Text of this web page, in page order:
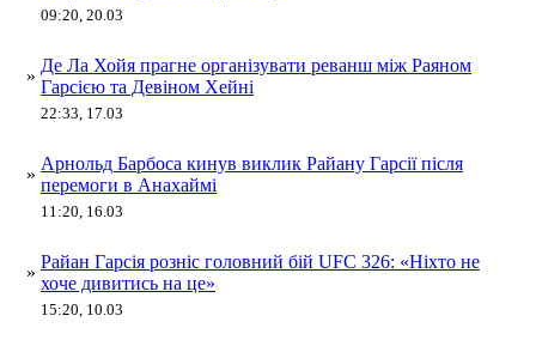
09:20, 20.03
»
Де Ла Хойя прагне організувати реванш між Раяном
Гарсією та Девіном Хейні
22:33, 17.03
»
Арнольд Барбоса кинув виклик Райану Гарсії після
перемоги в Анахаймі
11:20, 16.03
»
Райан Гарсія розніс головний бій UFC 326: «Ніхто не
хоче дивитись на це»
15:20, 10.03